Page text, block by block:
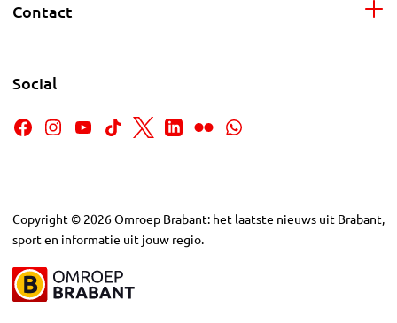
Contact
Social
Copyright © 2026Omroep Brabant: het laatste nieuws uit Brabant,
sport en informatie uit jouw regio.